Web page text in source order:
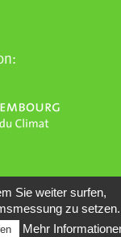
Sie weiter surfen,
zu setzen.
Mehr